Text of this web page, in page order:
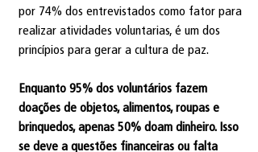
por 74% dos entrevistados como fator para
realizar atividades voluntarias, é um dos
princípios para gerar a cultura de paz.
Enquanto 95% dos voluntários fazem
doações de objetos, alimentos, roupas e
brinquedos, apenas 50% doam dinheiro. Isso
se deve a questões financeiras ou falta